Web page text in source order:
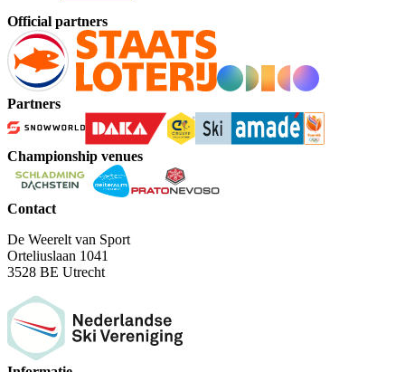
Official partners
Partners
Championship venues
Contact
De Weerelt van Sport
Orteliuslaan 1041
3528 BE Utrecht